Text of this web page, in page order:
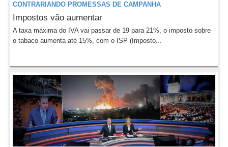
CONTRARIANDO PROMESSAS DE CAMPANHA
Impostos vão aumentar
A taxa máxima do IVA vai passar de 19 para 21%, o imposto sobre
o tabaco aumenta até 15%, com o ISP (Imposto...